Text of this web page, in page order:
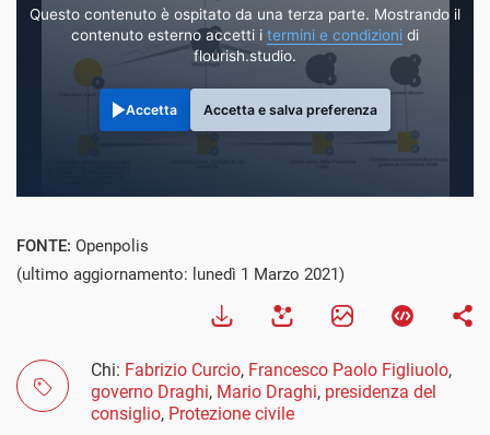
Questo contenuto è ospitato da una terza parte. Mostrando il
contenuto esterno accetti i termini e condizioni di
flourish.studio.
Accetta Accetta e salva preferenza
FONTE: Openpolis
(ultimo aggiornamento: lunedì 1 Marzo 2021)
Chi: Fabrizio Curcio, Francesco Paolo Figliuolo,
governo Draghi, Mario Draghi, presidenza del
consiglio, Protezione civile